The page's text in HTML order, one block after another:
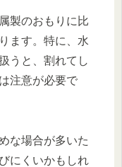
製のおもりに比
ます。特に、水
うと、割れてし
注意が必要で
な場合が多いた
にくいかもしれ